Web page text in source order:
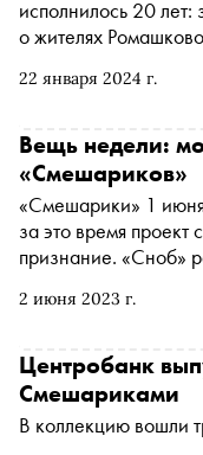
22 января 2024 г.
исполнилось 20
о жителях
Шайхинурова мало
мультсериала
«Смешарики.
разрешения
отрывок
2 июня 2023 г.
Вещь недели:
«Смешариков»
«Смешарики» 1 июня отметили 20-й день
за это время проект
признание. «Сноб»
Центробанк
Центробанк
Смешариками
В коллекцию вошли